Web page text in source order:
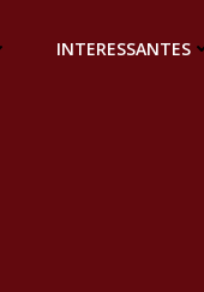
INTERESSANTES